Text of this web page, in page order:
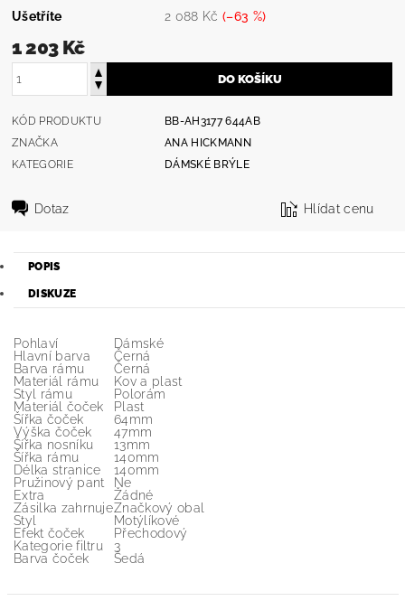
Ušetříte
2 088 Kč (–63 %)
1 203 Kč
KÓD PRODUKTU
BB-AH3177 644AB
ZNAČKA
ANA HICKMANN
KATEGORIE
DÁMSKÉ BRÝLE
Dotaz Hlídat cenu
POPIS
DISKUZE
Pohlaví
Dámské
Hlavní barva
Černá
Barva rámu
Černá
Materiál rámu
Kov a plast
Styl rámu
Polorám
Materiál čoček
Plast
Šířka čoček
64mm
Výška čoček
47mm
Šířka nosníku
13mm
Šířka rámu
140mm
Délka stranice
140mm
Pružinový pant
Ne
Extra
Žádné
Zásilka zahrnujeZnačkový obal
Styl
Motýlíkové
Efekt čoček
Přechodový
Kategorie filtru
3
Barva čoček
Šedá